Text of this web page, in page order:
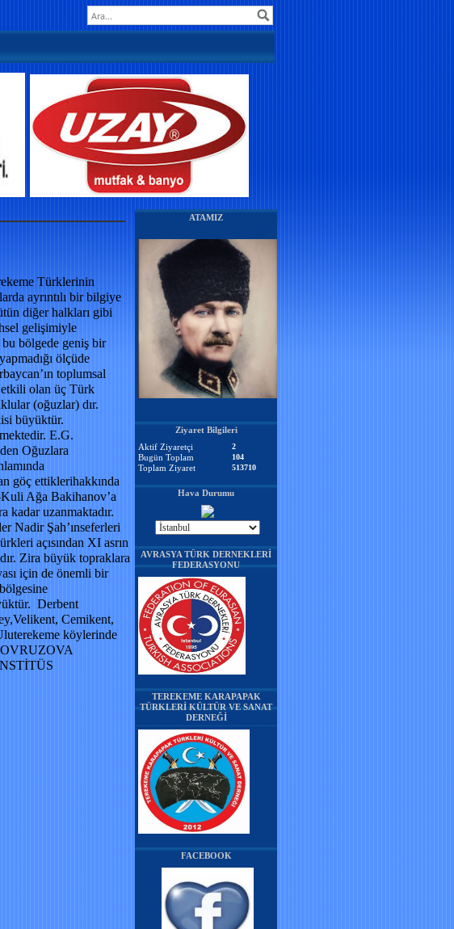
Türklerinin
ayrıntılı bir bilgiye
diğer halkları gibi
gelişimiyle
bölgede geniş bir
ölçüde
toplumsal
etkili olan üç Türk
(oğuzlar) dır.
büyüktür.
E.G.
Oğuzlara
göç ettiklerihakkında
Ağa Bakihanov’a
kadar uzanmaktadır.
Nadir Şah’ınseferleri
açısından XI asrın
Zira büyük topraklara
için de önemli bir
Derbent
Cemikent,
köylerinde
ATAMIZ
Ziyaret Bilgileri
Aktif Ziyaretçi
2
Bugün Toplam 104
Toplam Ziyaret 513710
Hava Durumu
AVRASYA TÜRK DERNEKLERİ
FEDERASYONU
TEREKEME KARAPAPAK
TÜRKLERİ KÜLTÜR VE SANAT
DERNEĞİ
FACEBOOK